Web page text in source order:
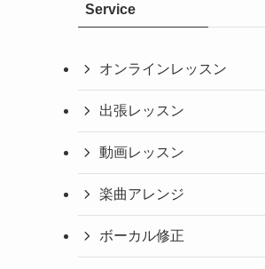
Service
オンラインレッスン
出張レッスン
動画レッスン
楽曲アレンジ
ボーカル修正